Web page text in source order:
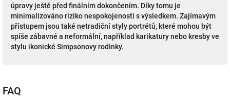
úpravy ještě před finálním dokončením. Díky tomu je
minimalizováno riziko nespokojenosti s výsledkem. Zajímavým
přístupem jsou také netradiční styly portrétů, které mohou být
spíše zábavné a neformální, například karikatury nebo kresby ve
stylu ikonické Simpsonovy rodinky.
FAQ